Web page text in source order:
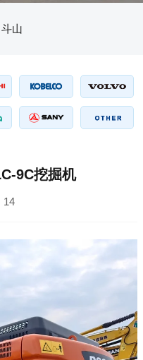
斗山
9C挖掘机
14